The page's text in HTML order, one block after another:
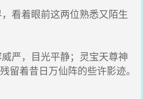
看着眼前这两位熟悉又陌生
严，目光平静；灵宝天尊神
留着昔日万仙阵的些许影迹。